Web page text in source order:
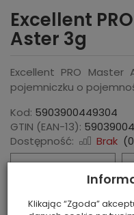
Excellent
Aster 3g
Excellent PRO
pojemniczku o
Kod: 5903900449304
GTIN (EAN-13):
Dostępność:
Brak (0
Klikając “Zgoda”